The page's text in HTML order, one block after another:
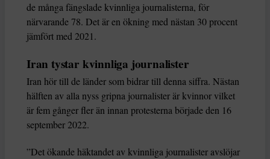
de många fängslade kvinnliga journalisterna, för
närvarande 78. Det är en ökning med nästan 30 procent
jämfört med 2021.
Iran tystar kvinnliga journalister
Iran hör till de länder som bidrar till denna siffra. Nästan
hälften av alla nyss gripna journalister är kvinnor vilket
är fem gånger fler än innan protesterna började den 16
september 2022.
”Det ökande häktandet av kvinnliga journalister avslöjar